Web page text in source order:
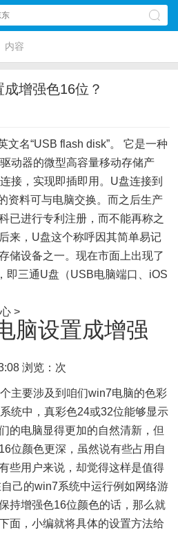
内容
增强色16位？
文名“USB flash disk”。 它是一种
动器的微型高容量移动存储产
接，实现即插即用。U盘连接到
资料可与电脑交换。而之后生产
已进行专利注册，而不能再称之
后来，U盘这个称呼因其简单易记
储设备之一。现在市面上出现了
即三通U盘（USB电脑端口、iOS
>
脑设置成增强
浏览：次
要涉及到咱们win7电脑的色彩
统中，真彩色24或32位能够显示
的电脑显得更加的自然清新，但
位颜色更深，虽然说有些占用自
些用户来说，却觉得这样是值得
己的win7系统中运行例如网络游
持增强色16位颜色的话，那么就
面，小编就将具体的设置方法给